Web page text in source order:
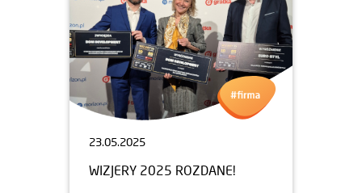
23.05.2025
WIZJERY 2025 ROZDANE!